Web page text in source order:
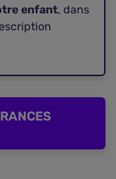
enfant, dans